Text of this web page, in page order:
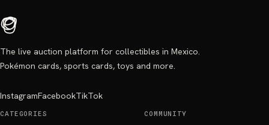
The live auction platform for collectibles in Mexico.
Pokémon cards, sports cards, toys and more.
InstagramFacebookTikTok
CATEGORIES COMMUNITY